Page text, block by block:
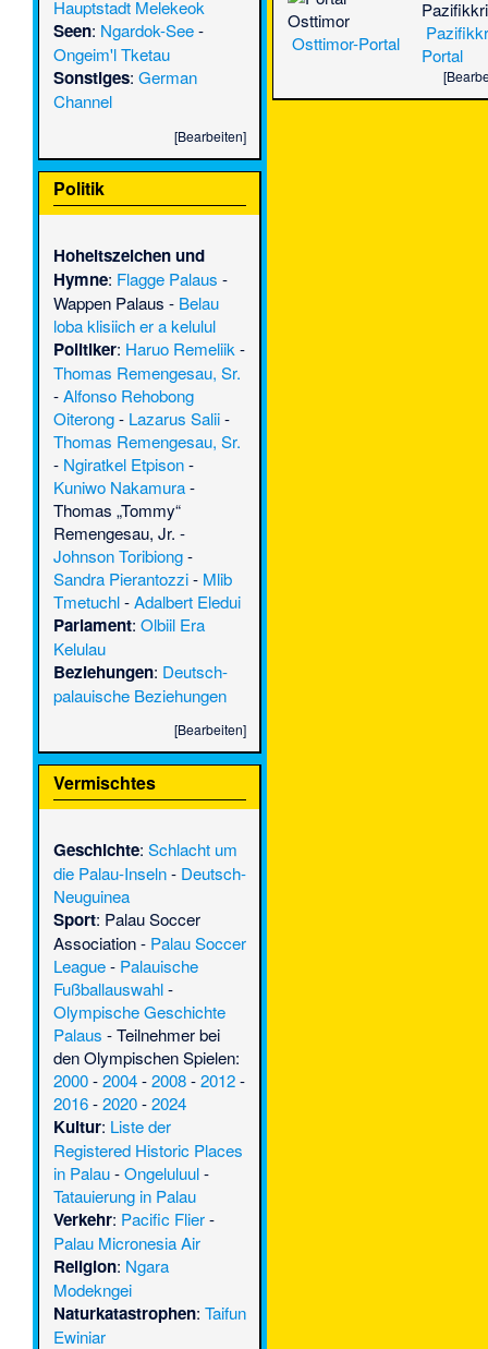
Hauptstadt Melekeok
Seen: Ngardok-See-
Ongeim'l Tketau
Sonstiges: German
Channel
[Bearbeiten]
Politik
Hoheitszeichen und
Hymne: Flagge Palaus -
Wappen Palaus - Belau
loba klisiich er a kelulul
Politiker: Haruo Remeliik -
Thomas Remengesau, Sr.
-Alfonso Rehobong
Oiterong- Lazarus Salii-
Thomas Remengesau, Sr.
- Ngiratkel Etpison-
Kuniwo Nakamura-
Thomas „Tommy“
Remengesau, Jr. -
Johnson Toribiong-
Sandra Pierantozzi- Mlib
Tmetuchl-Adalbert Eledui
Parlament: Olbiil Era
Kelulau
Beziehungen: Deutsch-
palauische Beziehungen
[Bearbeiten]
Vermischtes
Geschichte: Schlacht um
die Palau-Inseln- Deutsch-
Neuguinea
Sport: Palau Soccer
Association- Palau Soccer
League- Palauische
Fußballauswahl-
Olympische Geschichte
Palaus - Teilnehmer bei
den Olympischen Spielen:
2000-2004-2008-2012-
2016-2020-2024
Kultur: Liste der
Registered Historic Places
in Palau-Ongeluluul-
Tatauierung in Palau
Verkehr: Pacific Flier-
Palau Micronesia Air
Religion: Ngara
Modekngei
Naturkatastrophen: Taifun
Ewiniar
Osttimor-Portal
Portal
[